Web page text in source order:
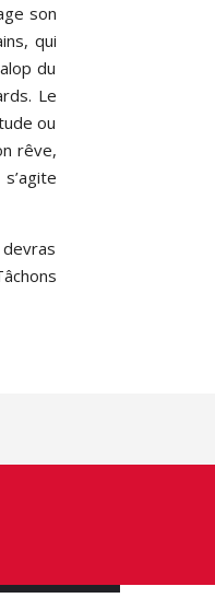
son
qui
du
Le
ou
rêve,